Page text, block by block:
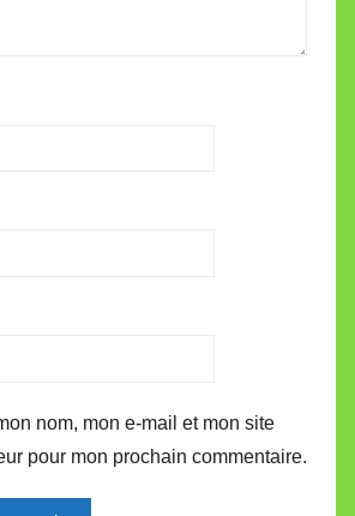
nom, mon e-mail et mon site
pour mon prochain commentaire.